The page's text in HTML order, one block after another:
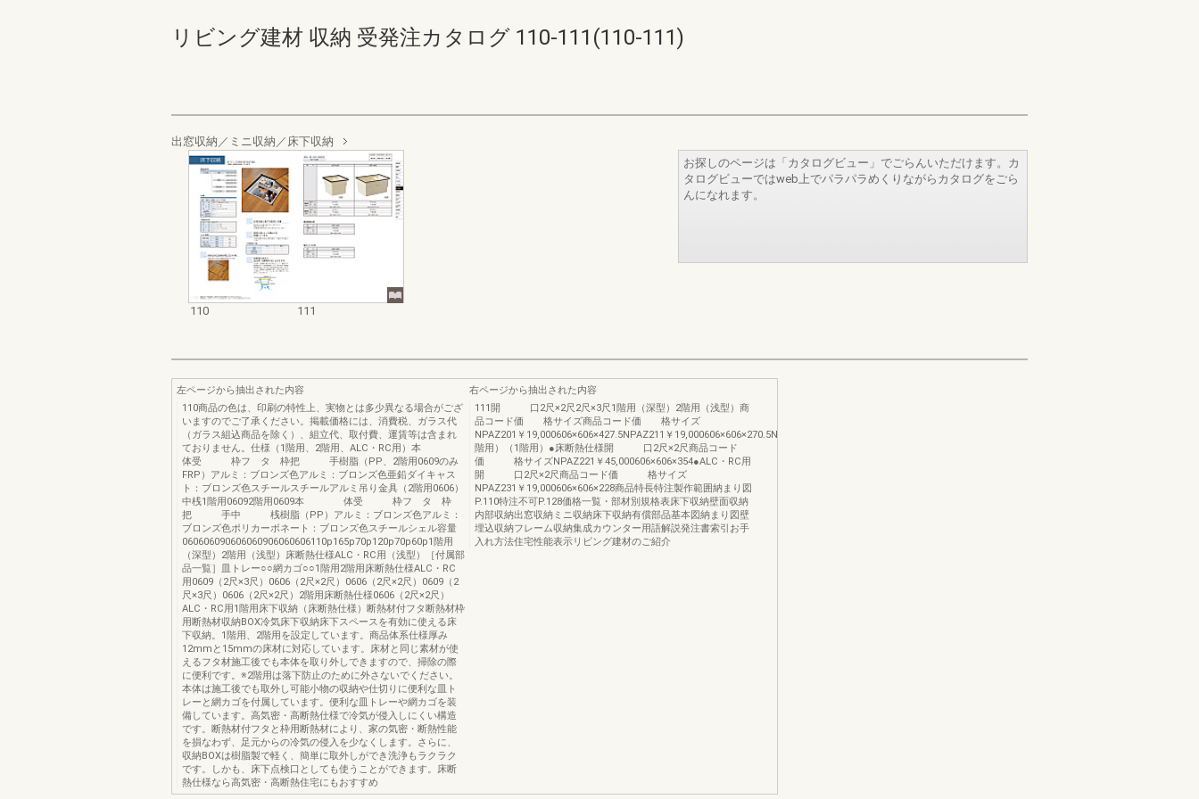
リビング建材 収納 受発注カタログ 110-111(110-111)
出窓収納／ミニ収納／床下収納
110 111
お探しのページは「カタログビュー」でごらんいただけます。カ
タログビューではweb上でパラパラめくりながらカタログをごら
んになれます。
左ページから抽出された内容
110商品の色は、印刷の特性上、実物とは多少異なる場合がござ
いますのでご了承ください。掲載価格には、消費税、ガラス代
（ガラス組込商品を除く）、組立代、取付費、運賃等は含まれ
ておりません。仕様（1階用、2階用、ALC・RC用）本
体受 枠フ タ 枠把 手樹脂（PP、2階用0609のみ
FRP）アルミ：ブロンズ色アルミ：ブロンズ色亜鉛ダイキャス
ト：ブロンズ色スチールスチールアルミ吊り金具（2階用0606）
中桟1階用06092階用0609本 体受 枠フ タ 枠
把 手中 桟樹脂（PP）アルミ：ブロンズ色アルミ：
ブロンズ色ポリカーボネート：ブロンズ色スチールシェル容量
060606090606060906060606110p165p70p120p70p60p1階用
（深型）2階用（浅型）床断熱仕様ALC・RC用（浅型）［付属部
品一覧］皿トレー○○網カゴ○○1階用2階用床断熱仕様ALC・RC
用0609（2尺×3尺）0606（2尺×2尺）0606（2尺×2尺）0609（2
尺×3尺）0606（2尺×2尺）2階用床断熱仕様0606（2尺×2尺）
ALC・RC用1階用床下収納（床断熱仕様）断熱材付フタ断熱材枠
用断熱材収納BOX冷気床下収納床下スペースを有効に使える床
下収納。1階用、2階用を設定しています。商品体系仕様厚み
12mmと15mmの床材に対応しています。床材と同じ素材が使
えるフタ材施工後でも本体を取り外しできますので、掃除の際
に便利です。※2階用は落下防止のために外さないでください。
本体は施工後でも取外し可能小物の収納や仕切りに便利な皿ト
レーと網カゴを付属しています。便利な皿トレーや網カゴを装
備しています。高気密・高断熱仕様で冷気が侵入しにくい構造
です。断熱材付フタと枠用断熱材により、家の気密・断熱性能
を損なわず、足元からの冷気の侵入を少なくします。さらに、
収納BOXは樹脂製で軽く、簡単に取外しができ洗浄もラクラク
です。しかも、床下点検口としても使うことができます。床断
熱仕様なら高気密・高断熱住宅にもおすすめ
右ページから抽出された内容
111開 口2尺×2尺2尺×3尺1階用（深型）2階用（浅型）商
品コード価 格サイズ商品コード価 格サイズ
NPAZ201￥19,000606×606×427.5NPAZ211￥19,000606×606×270.5NPAZ202￥33,000606×909×427.5NPAZ212￥48,000606×909×304（1
階用）（1階用）●床断熱仕様開 口2尺×2尺商品コード
価 格サイズNPAZ221￥45,000606×606×354●ALC・RC用
開 口2尺×2尺商品コード価 格サイズ
NPAZ231￥19,000606×606×228商品特長特注製作範囲納まり図
P.110特注不可P.128価格一覧・部材別規格表床下収納壁面収納
内部収納出窓収納ミニ収納床下収納有償部品基本図納まり図壁
埋込収納フレーム収納集成カウンター用語解説発注書索引お手
入れ方法住宅性能表示リビング建材のご紹介